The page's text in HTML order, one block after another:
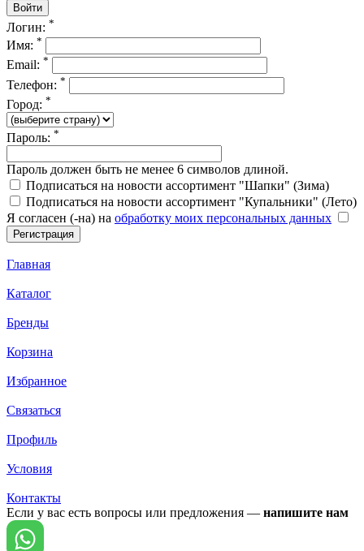
Логин: *
Имя: *
Email: *
Телефон: *
Город: *
Пароль: *
Пароль должен быть не менее 6 символов длиной.
Подписаться на новости ассортимент "Шапки" (Зима)
Подписаться на новости ассортимент "Купальники" (Лето)
Я согласен (-на) на обработку моих персональных данных
Главная
Каталог
Бренды
Корзина
Избранное
Связаться
Профиль
Условия
Контакты
Если у вас есть вопросы или предложения — напишите нам